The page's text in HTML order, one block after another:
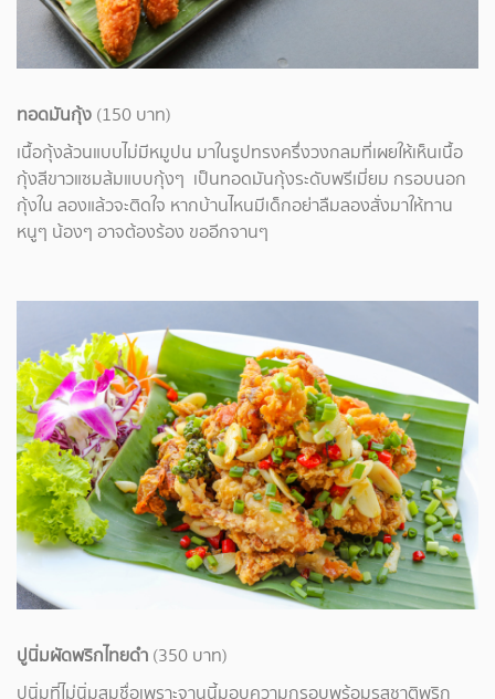
ทอดมันกุ้ง (150 บาท)
เนื้อกุ้งล้วนแบบไม่มีหมูปน มาในรูปทรงครึ่งวงกลมที่เผยให้เห็นเนื้อ
กุ้งสีขาวแซมส้มแบบกุ้งๆ เป็นทอดมันกุ้งระดับพรีเมี่ยม กรอบนอก
กุ้งใน ลองแล้วจะติดใจ หากบ้านไหนมีเด็กอย่าลืมลองสั่งมาให้ทาน
หนูๆ น้องๆ อาจต้องร้อง ขออีกจานๆ
ปูนิ่มผัดพริกไทยดำ (350 บาท)
ปูนิ่มที่ไม่นิ่มสมชื่อเพราะจานนี้มอบความกรอบพร้อมรสชาติพริก